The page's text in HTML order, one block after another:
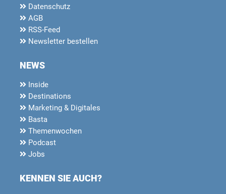
Datenschutz
AGB
RSS-Feed
Newsletter bestellen
NEWS
Inside
Destinations
Marketing & Digitales
Basta
Themenwochen
Podcast
Jobs
KENNEN SIE AUCH?